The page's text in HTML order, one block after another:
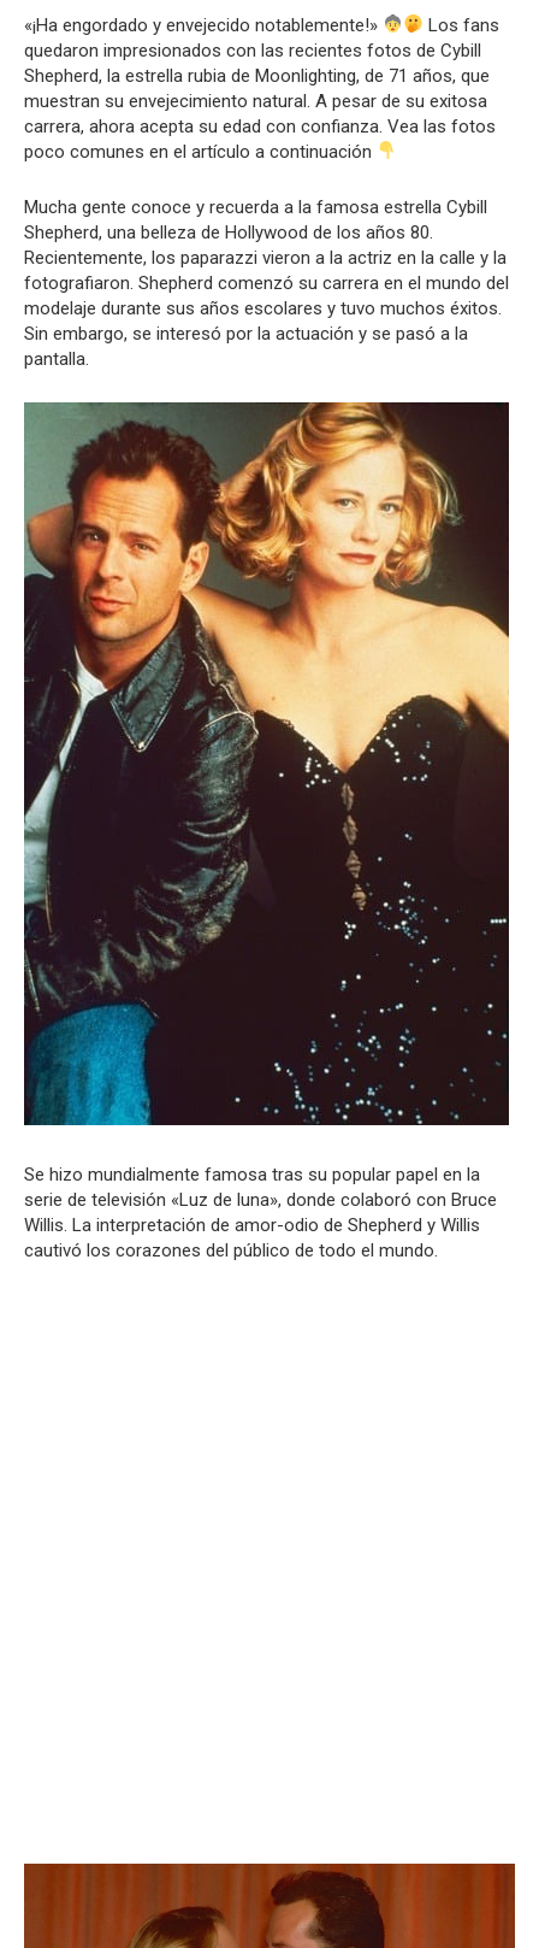
«¡Ha engordado y envejecido notablemente!»
Los fans
quedaron impresionados con las recientes fotos de Cybill
Shepherd, la estrella rubia de Moonlighting, de 71 años, que
muestran su envejecimiento natural. A pesar de su exitosa
carrera, ahora acepta su edad con confianza. Vea las fotos
poco comunes en el artículo a continuación
Mucha gente conoce y recuerda a la famosa estrella Cybill
Shepherd, una belleza de Hollywood de los años 80.
Recientemente, los paparazzi vieron a la actriz en la calle y la
fotografiaron. Shepherd comenzó su carrera en el mundo del
modelaje durante sus años escolares y tuvo muchos éxitos.
Sin embargo, se interesó por la actuación y se pasó a la
pantalla.
Se hizo mundialmente famosa tras su popular papel en la
serie de televisión «Luz de luna», donde colaboró con Bruce
Willis. La interpretación de amor-odio de Shepherd y Willis
cautivó los corazones del público de todo el mundo.